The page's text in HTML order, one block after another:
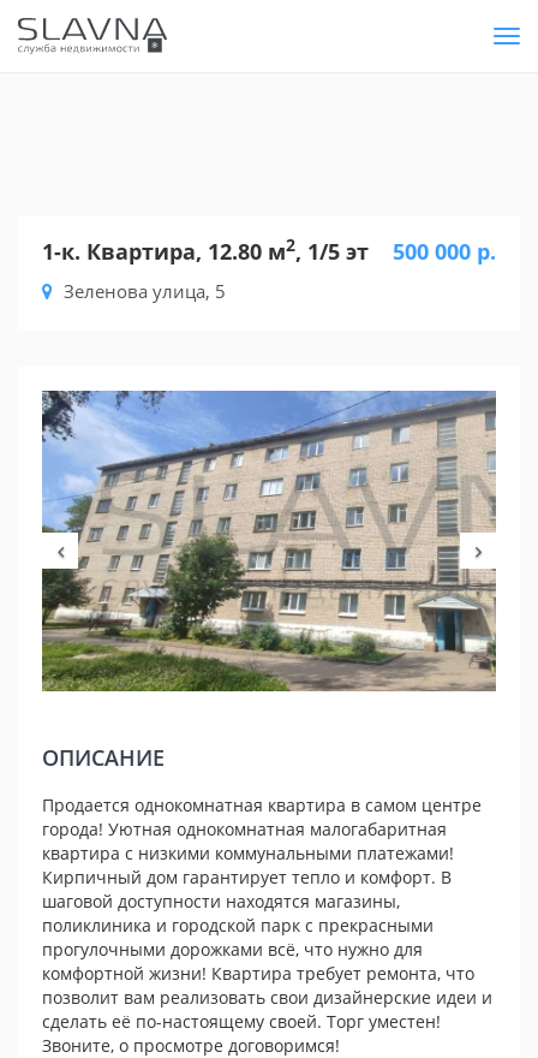
1-к. Квартира, 12.80 м2, 1/5 эт
Зеленова улица, 5
500 000 р.
Previous
ОПИСАНИЕ
Продается однокомнатная квартира в самом центре
города! Уютная однокомнатная малогабаритная
квартира с низкими коммунальными платежами!
Кирпичный дом гарантирует тепло и комфорт. В
шаговой доступности находятся магазины,
поликлиника и городской парк с прекрасными
прогулочными дорожками всё, что нужно для
комфортной жизни! Квартира требует ремонта, что
позволит вам реализовать свои дизайнерские идеи и
сделать её по-настоящему своей. Торг уместен!
Звоните, о просмотре договоримся!